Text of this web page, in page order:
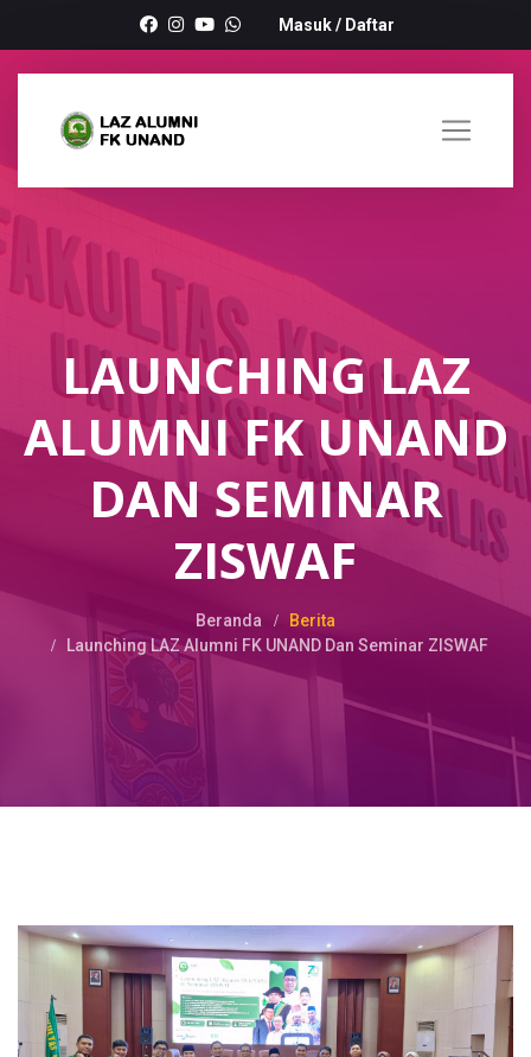
Masuk / Daftar
LAUNCHING LAZ
ALUMNI FK UNAND
DAN SEMINAR
ZISWAF
Beranda
Berita
Launching LAZ Alumni FK UNAND Dan Seminar ZISWAF